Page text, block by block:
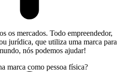
os mercados. Todo empreendedor,
jurídica, que utiliza uma marca para
nós podemos ajudar!
marca como pessoa física?